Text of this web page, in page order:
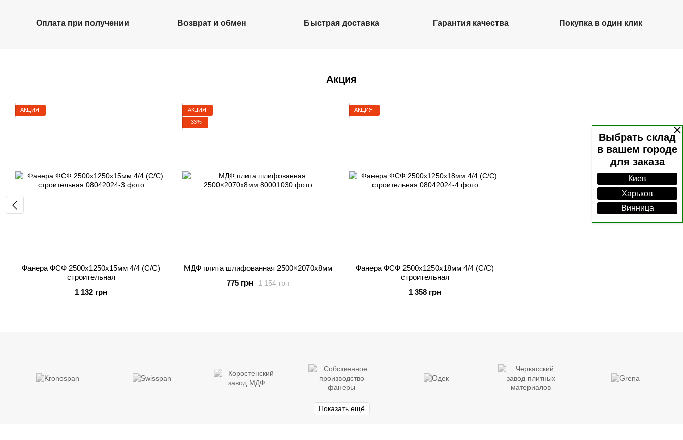
×
Выбрать склад
в вашем городе
для заказа
Киев
Харьков
Винница
Оплата при получении Возврат и обмен Быстрая доставка Гарантия качества Покупка в один клик
Акция
АКЦИЯ
Фанера ФСФ 2500x1250x15мм 4/4 (C/C)
строительная
1 132 грн
АКЦИЯ
−33%
МДФ плита шлифованная 2500×2070x8мм
1 154 грн
775 грн
АКЦИЯ
Фанера ФСФ 2500x1250x18мм 4/4 (C/C)
строительная
1 358 грн
Показать ещё